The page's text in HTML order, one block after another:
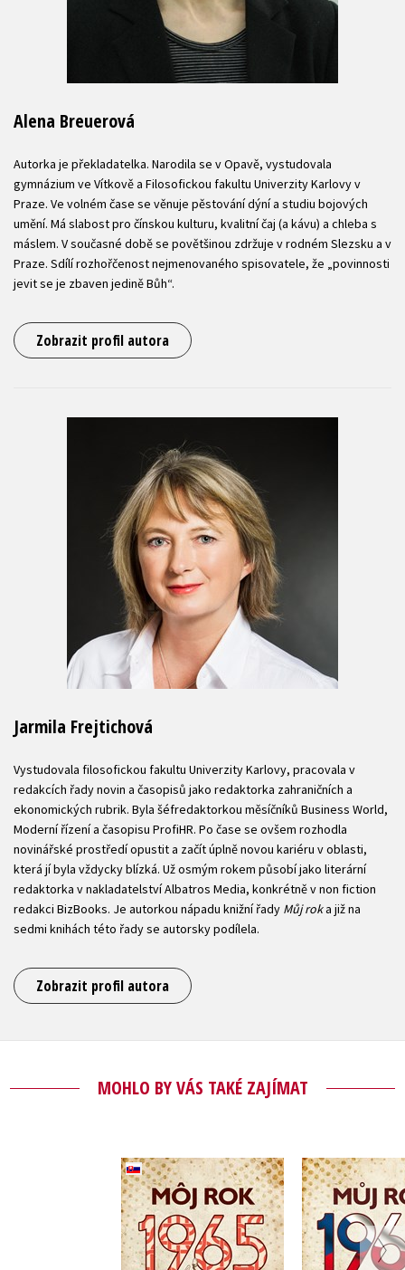
Alena Breuerová
Autorka je překladatelka. Narodila se v Opavě, vystudovala
gymnázium ve Vítkově a Filosofickou fakultu Univerzity Karlovy v
Praze. Ve volném čase se věnuje pěstování dýní a studiu bojových
umění. Má slabost pro čínskou kulturu, kvalitní čaj (a kávu) a chleba s
máslem. V současné době se povětšinou zdržuje v rodném Slezsku a v
Praze. Sdílí rozhořčenost nejmenovaného spisovatele, že „povinnosti
jevit se je zbaven jedině Bůh“.
Zobrazit profil autora
Jarmila Frejtichová
Vystudovala filosofickou fakultu Univerzity Karlovy, pracovala v
redakcích řady novin a časopisů jako redaktorka zahraničních a
ekonomických rubrik. Byla šéfredaktorkou měsíčníků Business World,
Moderní řízení a časopisu ProfiHR. Po čase se ovšem rozhodla
novinářské prostředí opustit a začít úplně novou kariéru v oblasti,
která jí byla vždycky blízká. Už osmým rokem působí jako literární
redaktorka v nakladatelství Albatros Media, konkrétně v non fiction
redakci BizBooks. Je autorkou nápadu knižní řady Můj roka již na
sedmi knihách této řady se autorsky podílela.
Zobrazit profil autora
MOHLO BY VÁS TAKÉ ZAJÍMAT
Môj rok 1965
(slovensky)
Silvia Vnenková
,
Alena Breuerová
,
Dagmar Palovičová
Můj rok
Alena
,
Jarmila